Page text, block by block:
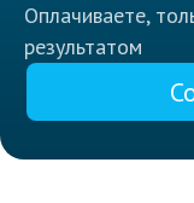
Оплачиваете,
результатом